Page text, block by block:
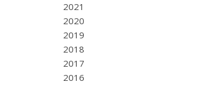
2021
2020
2019
2018
2017
2016